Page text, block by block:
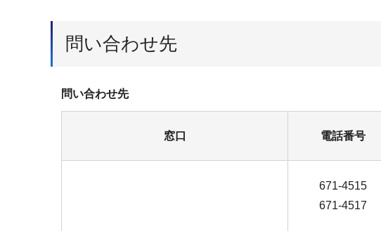
問い合わせ先
問い合わせ先
窓口 電話番号
671-4515
671-4517